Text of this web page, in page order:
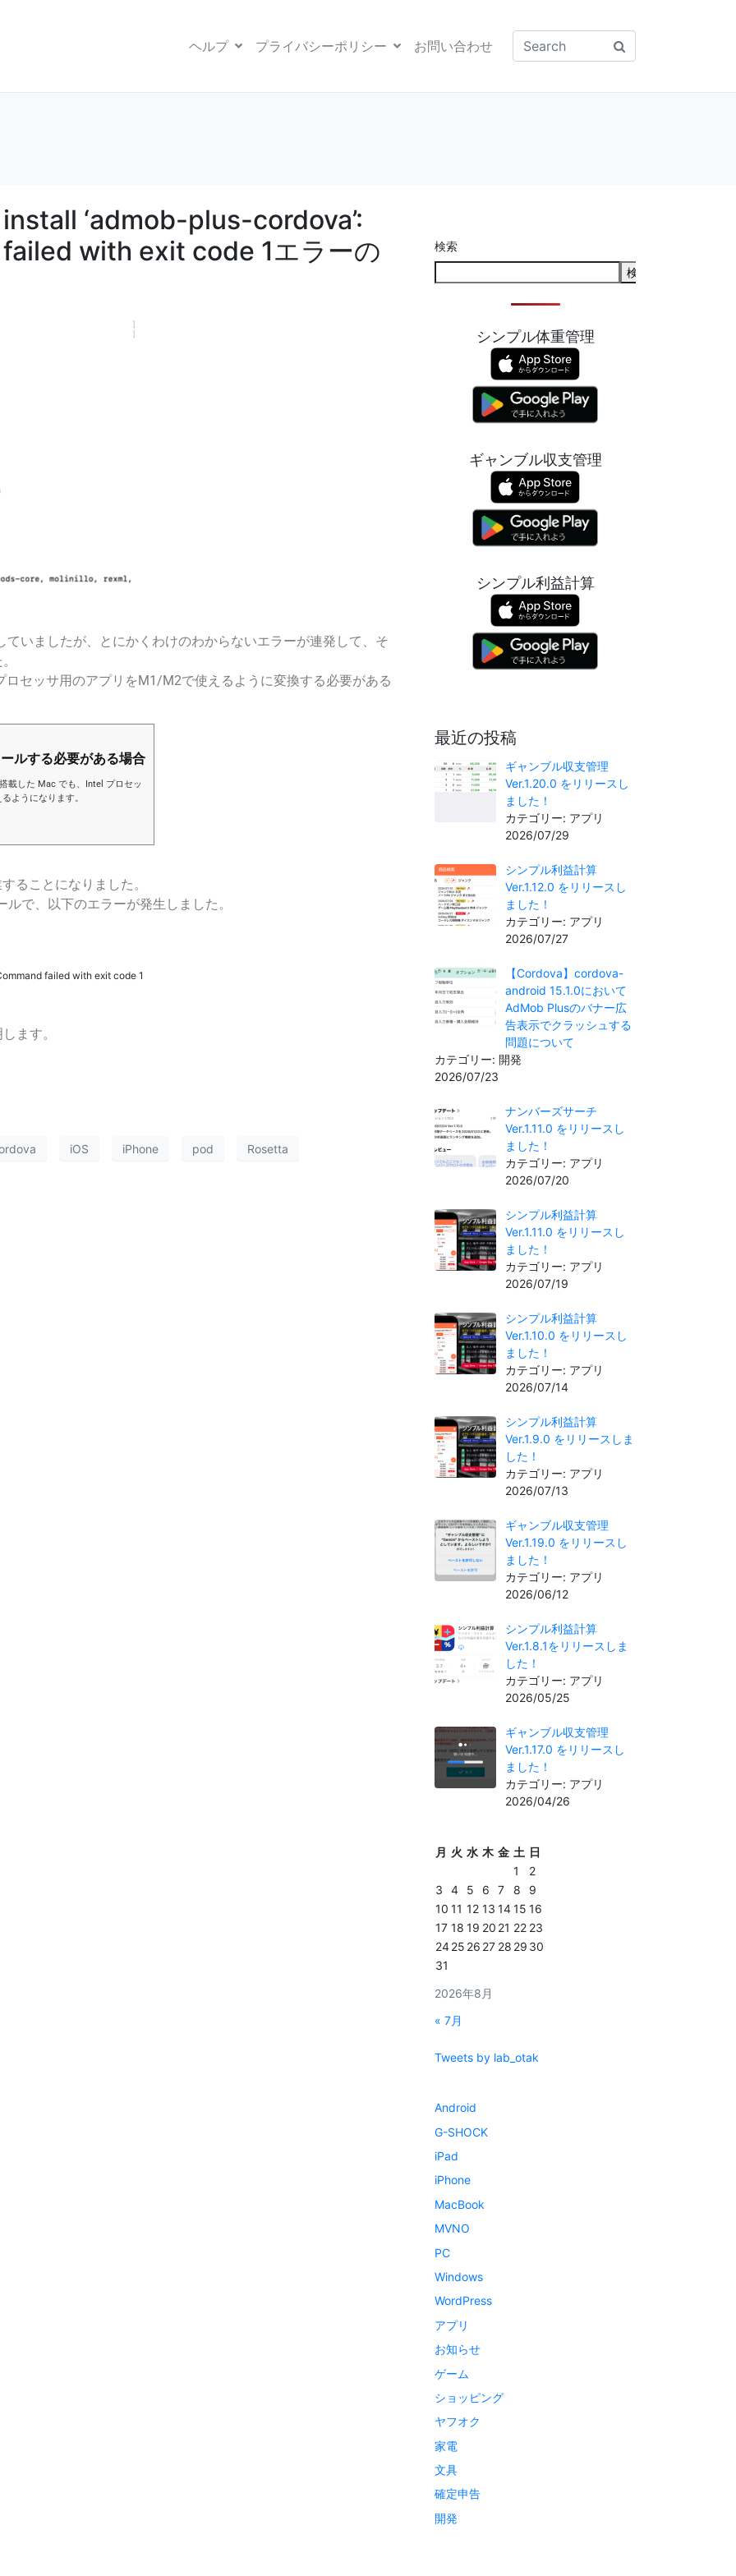
ヘルプ プライバシーポリシー お問い合わせ
‘admob-plus-cordova’:
with exit code 1エラーの
いましたが、とにかくわけのわからないエラーが連発して、そ
セッサ用のアプリをM1/M2で使えるように変換する必要がある
ルする必要がある場合
載した Mac でも、Intel プロセッ
ようになります。
ることになりました。
で、以下のエラーが発生しました。
failed with exit code 1
ます。
iOS iPhone pod Rosetta
検索
検索
シンプル体重管理
ギャンブル収支管理
シンプル利益計算
最近の投稿
ギャンブル収支管理
Ver.1.20.0 をリリースし
ました！
カテゴリー: アプリ
2026/07/29
シンプル利益計算
Ver.1.12.0 をリリースし
ました！
カテゴリー: アプリ
2026/07/27
【Cordova】cordova-
android 15.1.0において
AdMob Plusのバナー広
告表示でクラッシュする
問題について
カテゴリー: 開発
2026/07/23
ナンバーズサーチ
Ver.1.11.0 をリリースし
ました！
カテゴリー: アプリ
2026/07/20
シンプル利益計算
Ver.1.11.0 をリリースし
ました！
カテゴリー: アプリ
2026/07/19
シンプル利益計算
Ver.1.10.0 をリリースし
ました！
カテゴリー: アプリ
2026/07/14
シンプル利益計算
Ver.1.9.0 をリリースしま
した！
カテゴリー: アプリ
2026/07/13
ギャンブル収支管理
Ver.1.19.0 をリリースし
ました！
カテゴリー: アプリ
2026/06/12
シンプル利益計算
Ver.1.8.1をリリースしま
した！
カテゴリー: アプリ
2026/05/25
ギャンブル収支管理
Ver.1.17.0 をリリースし
ました！
カテゴリー: アプリ
2026/04/26
2026年8月
月 火 水 木 金 土 日
1
2
3
4 5 6 7 8
9
10 11 12 13 1415 16
17 18 19 20 21 22 23
2425 26 27 28 29 30
31
« 7月
Tweets by lab_otak
Android
G-SHOCK
iPad
iPhone
MacBook
MVNO
PC
Windows
WordPress
アプリ
お知らせ
ゲーム
ショッピング
ヤフオク
家電
文具
確定申告
開発